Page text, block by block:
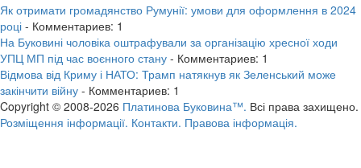
Як отримати громадянство Румунії: умови для оформлення в 2024
році - Комментариев: 1
На Буковині чоловіка оштрафували за організацію хресної ходи
УПЦ МП під час воєнного стану - Комментариев: 1
Відмова від Криму і НАТО: Трамп натякнув як Зеленський може
закінчити війну - Комментариев: 1
Copyright © 2008-2026 Платинова Буковина™. Всі права захищено.
Розміщення інформації. Контакти. Правова інформація.